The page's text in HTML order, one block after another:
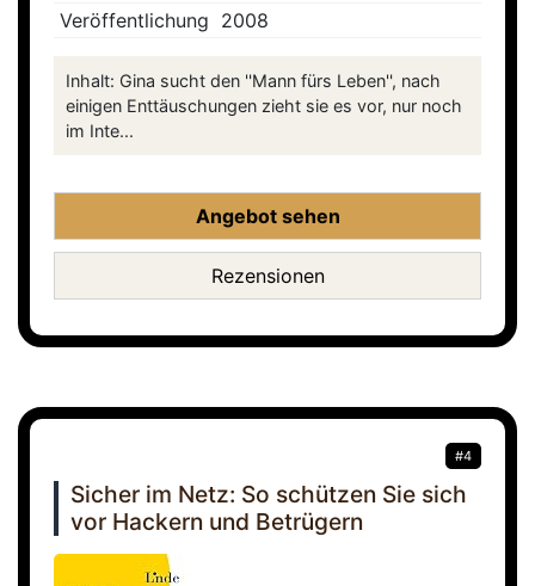
Veröffentlichung 2008
Inhalt: Gina sucht den ''Mann fürs Leben'', nach
einigen Enttäuschungen zieht sie es vor, nur noch
im Inte...
Angebot sehen
Rezensionen
#4
Sicher im Netz: So schützen Sie sich
vor Hackern und Betrügern